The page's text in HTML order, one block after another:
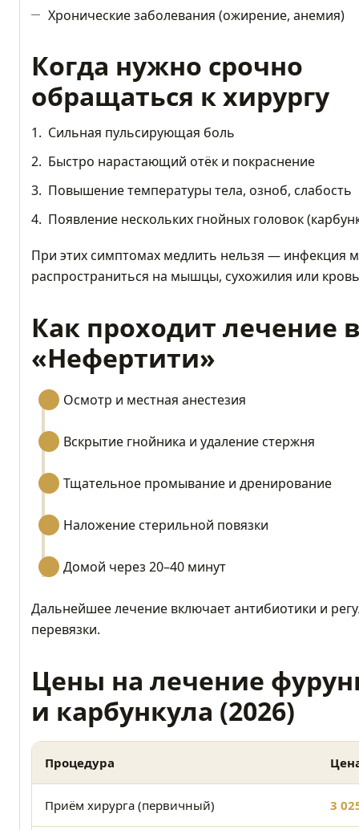
Хронические заболевания (ожирение, анемия)
Когда нужно срочно
обращаться к хирургу
Сильная пульсирующая боль
Быстро нарастающий отёк и покраснение
Повышение температуры тела, озноб, слабость
Появление нескольких гнойных головок
При этих симптомах медлить нельзя — инфекция
распространиться на мышцы, сухожилия или
Как проходит лечение в
«Нефертити»
Осмотр и местная анестезия
Вскрытие гнойника и удаление стержня
Тщательное промывание и дренирование
Наложение стерильной повязки
Домой через 20–40 минут
Дальнейшее лечение включает антибиотики и
перевязки.
Цены на лечение
и карбункула (2026)
Процедура
Приём хирурга (первичный) 3